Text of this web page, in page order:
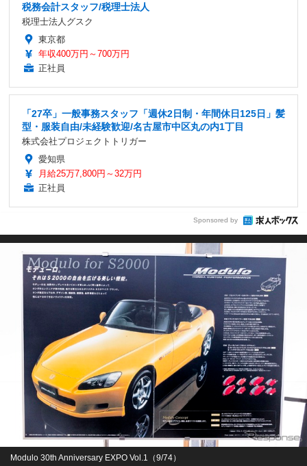
税務会計スタッフ/税理士法人
税理士法人グスク
東京都
年収400万円～700万円
正社員
「27卒」一般事務スタッフ「週休2日制・年間休日125日」髪
型・服装自由/未経験歓迎/名古屋市中区丸の内1丁目
株式会社プロジェクトトリガー
愛知県
月給25万7,800円～32万円
正社員
Sponsored by
Modulo 30th Anniversary EXPO Vol.1（9/74）